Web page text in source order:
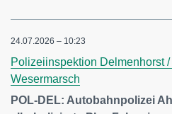
24.07.2026 – 10:23
Polizeiinspektion Delmenhorst
Wesermarsch
POL-DEL: Autobahnpolizei